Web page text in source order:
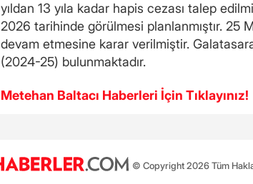
yıldan 13 yıla kadar hapis cezası talep
2026 tarihinde görülmesi planlanmıştır. 25
devam etmesine karar verilmiştir.
(2024-25) bulunmaktadır.
Metehan Baltacı Haberleri İçin Tıklayınız!
© Copyright 2026 Tüm